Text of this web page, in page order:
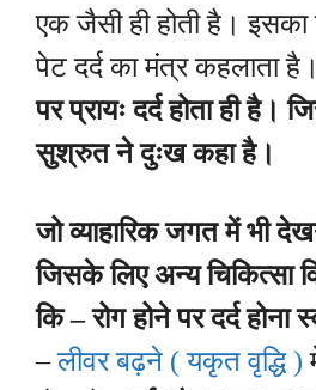
एक जैसी ही होती है। इसका
पेट दर्द का मंत्र कहलाता
पर प्रायः दर्द होता ही है।
सुश्रुत ने दुःख कहा है।
जो व्याहारिक जगत में भी
जिसके लिए अन्य चिकित्सा
कि – रोग होने पर दर्द होना
–लीवर बढ़ने ( यकृत वृद्धि )